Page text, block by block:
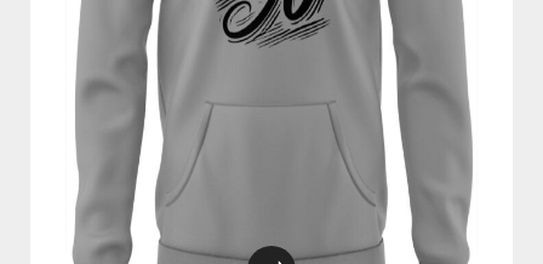
BLUZA “DZIECKO LAT 90” – KULTOWY
WZÓR
249,00